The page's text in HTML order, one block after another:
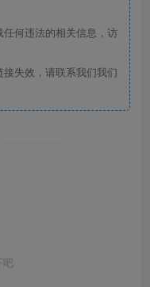
何违法的相关信息，访
失效，请联系我们我们
吧